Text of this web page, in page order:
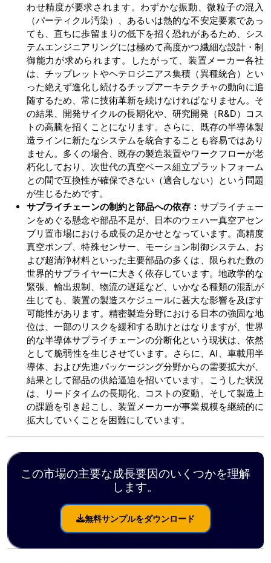
わせ精度が要求されます。わずかな振動、微粒子の混入
（パーティクル汚染）、あるいは熱的な不安定要素であっ
ても、直ちに歩留まりの低下を招く恐れがあるため、シス
テムエンジニアリングには極めて高度かつ繊細な設計・制
御能力が求められます。したがって、装置メーカー各社
は、チップレットやヘテロジニアス集積（異種統合）とい
った絶えず進化し続けるチップアーキテクチャの動向に追
随するため、常に技術革新を続けなければなりません。そ
の結果、開発サイクルの長期化や、研究開発（R&D）コス
トの高騰を招くことになります。さらに、既存の半導体製
造ラインに新たなシステムを統合することも容易ではあり
ません。多くの場合、既存の製造装置やワークフローが老
朽化しており、次世代の真空ベース組立プラットフォーム
との間で互換性が確保できない（適合しない）という問題
が生じるためです。
サプライチェーンの制約と部品への依存： サプライチェー
ンをめぐる懸念や部品不足が、日本のウェハー真空アセン
ブリ置市場における成長の足かせとなっています。高精度
真空ポンプ、特殊センサー、モーション制御システム、お
よび超清浄材料といった主要部品の多くは、限られた数の
世界的サプライヤーに大きく依存しています。地政学的な
緊張、輸出規制、物流の遅延など、いかなる種類の混乱が
生じても、装置の製造スケジュールに甚大な影響を及ぼす
可能性があります。精密製造分野における日本の強固な地
位は、一部のリスクを緩和する助けとはなりますが、世界
的な半導体サプライチェーンの分断化という現状は、依然
として脆弱性を生じさせています。さらに、AI、車載用半
導体、および先進パッケージング分野からの需要拡大が、
結果として部品の供給逼迫を招いています。こうした状況
は、リードタイムの​​長期化、コストの変動、そして製造上
の課題を引き起こし、装置メーカーが事業規模を継続的に
拡大していくことを困難にしています。
この市場の主要な成長要因のいくつかを理解
します。
無料サンプルをダウンロード